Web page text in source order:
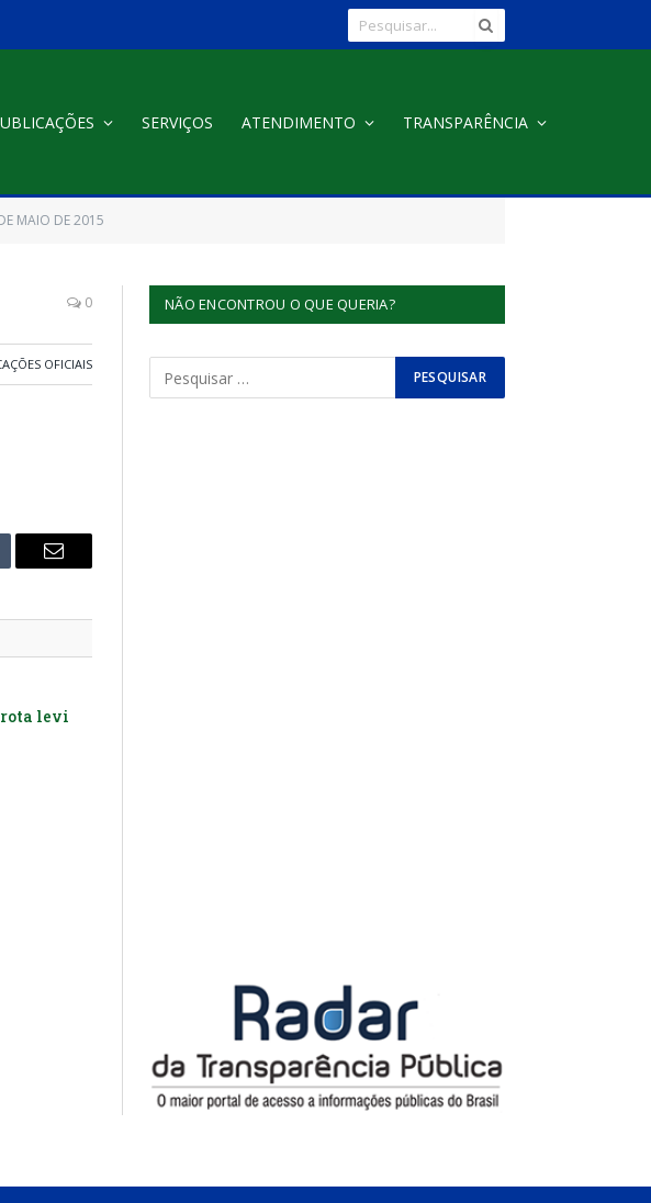
SERVIÇOS ATENDIMENTO TRANSPARÊNCIA
MAIO DE 2015
0
OFICIAIS
E-
levi
NÃO ENCONTROU O QUE QUERIA?